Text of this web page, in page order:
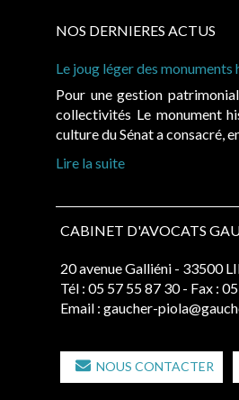
NOS DERNIERES ACTUS
Le joug léger des monuments
Pour une gestion
collectivités Le monument
culture du Sénat a consacré,
Lire la suite
CABINET D'AVOCATS
20 avenue Galliéni - 33500
Tél : 05 57 55 87 30 - Fax :
Email : gaucher-
NOUS CONTACTER